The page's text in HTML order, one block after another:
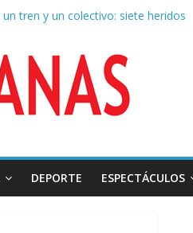
tren y un colectivo: siete heridos
representante y conductor de TV
Bullrich apuntó: “Vino un poco
judicial” el traslado del expediente
DEPORTE ESPECTÁCULOS